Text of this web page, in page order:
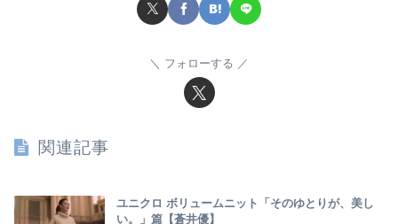
フォローする
関連記事
ユニクロ ボリュームニット「そのゆとりが、美し
い。」篇【蒼井優】